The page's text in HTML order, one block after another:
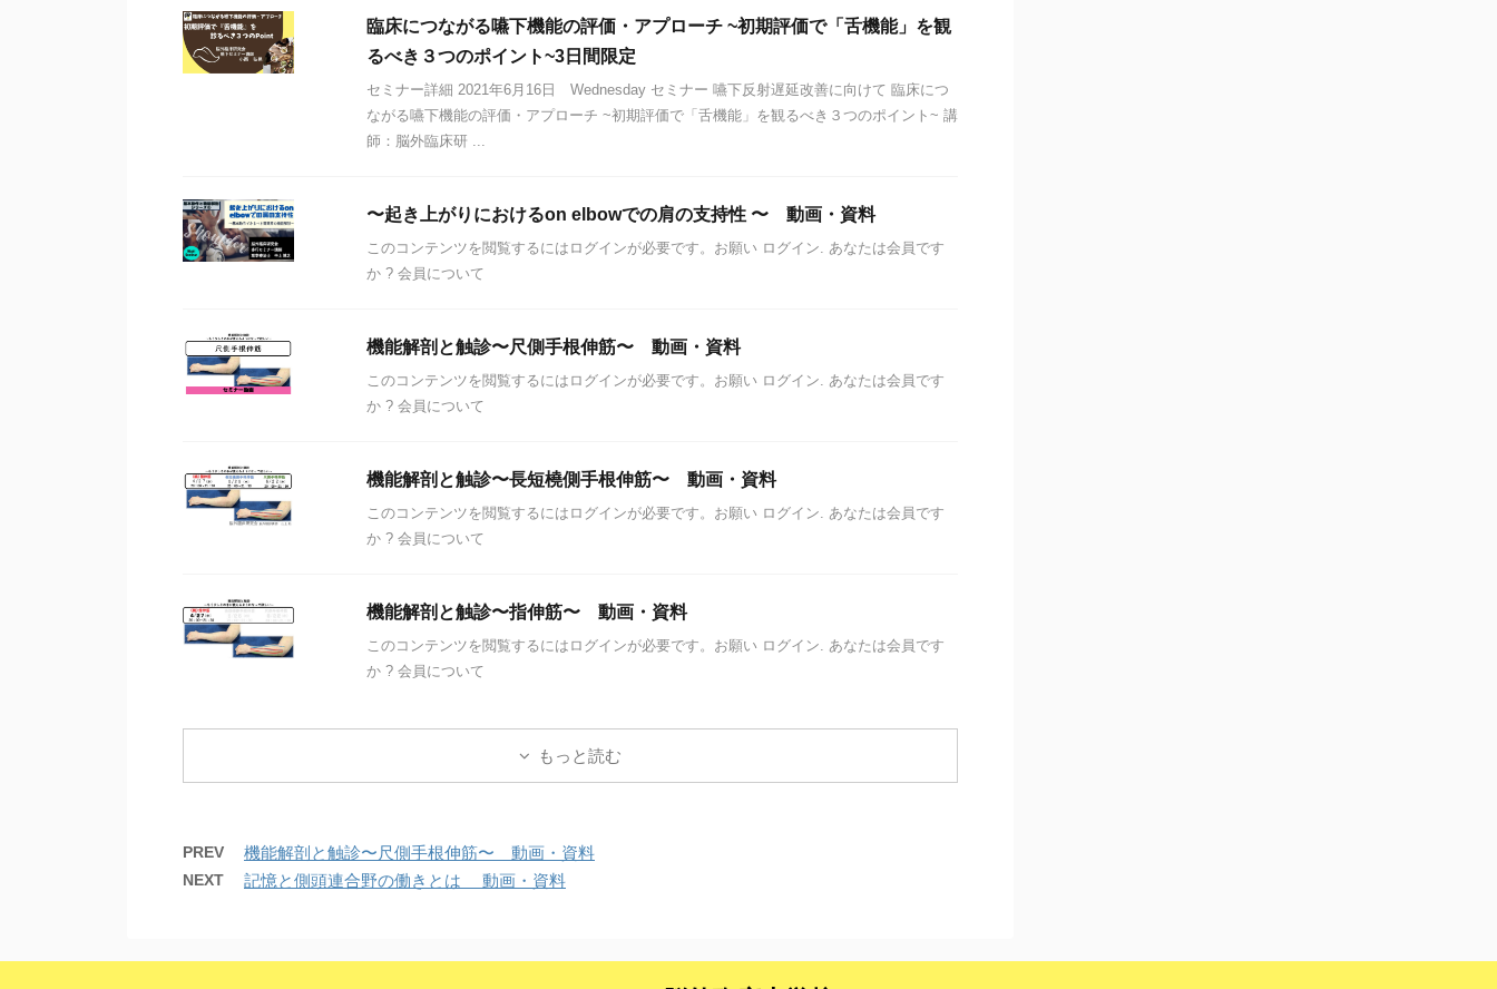
臨床につながる嚥下機能の評価・アプローチ ~初期評価で「舌機能」を観
るべき３つのポイント~3日間限定
セミナー詳細 2021年6月16日 Wednesday セミナー 嚥下反射遅延改善に向けて 臨床につ
ながる嚥下機能の評価・アプローチ ~初期評価で「舌機能」を観るべき３つのポイント~ 講
師：脳外臨床研 ...
〜起き上がりにおけるon elbowでの肩の支持性 〜 動画・資料
このコンテンツを閲覧するにはログインが必要です。お願い ログイン. あなたは会員です
か ? 会員について
機能解剖と触診〜尺側手根伸筋〜 動画・資料
このコンテンツを閲覧するにはログインが必要です。お願い ログイン. あなたは会員です
か ? 会員について
機能解剖と触診〜長短橈側手根伸筋〜 動画・資料
このコンテンツを閲覧するにはログインが必要です。お願い ログイン. あなたは会員です
か ? 会員について
機能解剖と触診〜指伸筋〜 動画・資料
このコンテンツを閲覧するにはログインが必要です。お願い ログイン. あなたは会員です
か ? 会員について
もっと読む
PREV 機能解剖と触診〜尺側手根伸筋〜 動画・資料
NEXT 記憶と側頭連合野の働きとは 動画・資料